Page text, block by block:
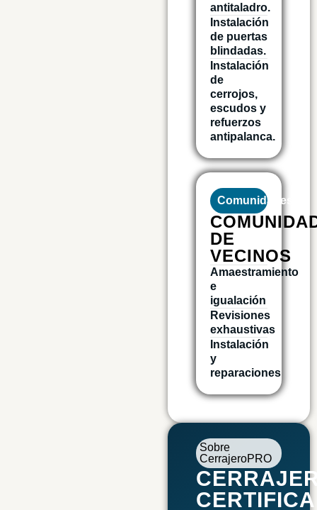
antitaladro.
Instalación
de puertas
blindadas.
Instalación
de
cerrojos,
escudos y
refuerzos
antipalanca.
Comunidades
DE
VECINOS
Amaestramiento
e
igualación
Revisiones
exhaustivas
Instalación
y
reparaciones
Sobre
CerrajeroPRO